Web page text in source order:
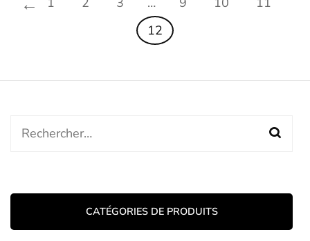
←
12
Rechercher :
CATÉGORIES DE PRODUITS